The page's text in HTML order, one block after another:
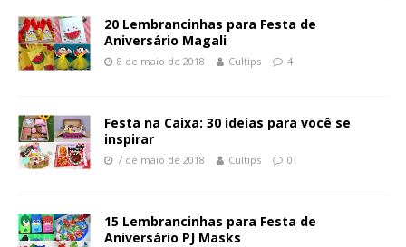
20 Lembrancinhas para Festa de
Aniversário Magali
8 de maio de 2018 Cultips 4
Festa na Caixa: 30 ideias para você se
inspirar
7 de maio de 2018 Cultips 0
15 Lembrancinhas para Festa de
Aniversário PJ Masks